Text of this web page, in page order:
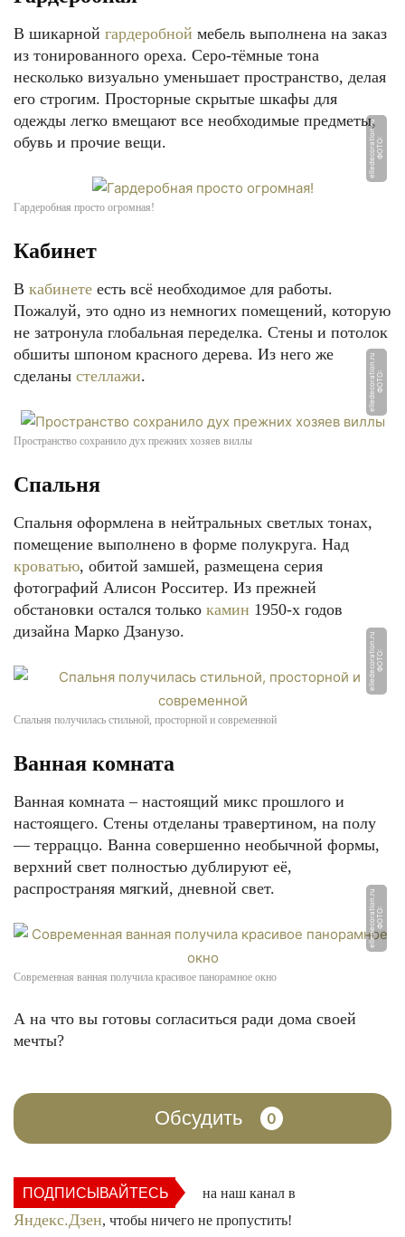
В шикарной гардеробной мебель выполнена на заказ
из тонированного ореха. Серо-тёмные тона
несколько визуально уменьшает пространство, делая
его строгим. Просторные скрытые шкафы для
одежды легко вмещают все необходимые предметы,
обувь и прочие вещи.
Ф
О
Т
О:
ell
e
d
e
c
o
r
a
ti
o
n.
r
u
Гардеробная просто огромная!
Кабинет
В кабинете есть всё необходимое для работы.
Пожалуй, это одно из немногих помещений, которую
не затронула глобальная переделка. Стены и потолок
обшиты шпоном красного дерева. Из него же
сделаны стеллажи. Ф
О
Т
О:
ell
e
d
e
c
o
r
a
ti
o
n.
r
u
Пространство сохранило дух прежних хозяев виллы
Спальня
Спальня оформлена в нейтральных светлых тонах,
помещение выполнено в форме полукруга. Над
кроватью, обитой замшей, размещена серия
фотографий Алисон Росситер. Из прежней
обстановки остался только камин 1950-х годов
дизайна Марко Дзанузо.
Ф
О
Т
О:
ell
e
d
e
c
o
r
a
ti
o
n.
r
u
Спальня получилась стильной, просторной и современной
Ванная комната
Ванная комната – настоящий микс прошлого и
настоящего. Стены отделаны травертином, на полу
— терраццо. Ванна совершенно необычной формы,
верхний свет полностью дублируют её,
распространяя мягкий, дневной свет.
Ф
О
Т
О:
ell
e
d
e
c
o
r
a
ti
o
n.
r
u
Современная ванная получила красивое панорамное окно
А на что вы готовы согласиться ради дома своей
мечты?
Обсудить 0
ПОДПИСЫВАЙТЕСЬ на наш канал в
Яндекс.Дзен, чтобы ничего не пропустить!